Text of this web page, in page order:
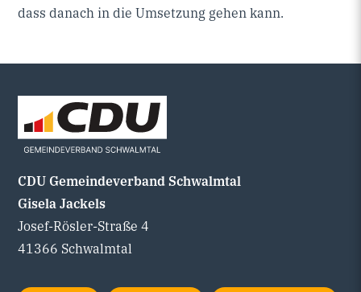
dass danach in die Umsetzung gehen kann.
CDU Gemeindeverband Schwalmtal
Gisela Jackels
Josef-Rösler-Straße 4
41366 Schwalmtal